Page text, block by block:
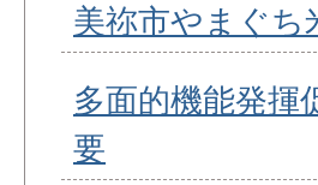
美祢市やまぐち
多面的機能発揮
要